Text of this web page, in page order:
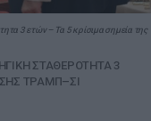
3 ετών – Τα 5 κρίσιμα σημεία της
ΣΤΑΘΕΡΟΤΗΤΑ 3
ΤΡΑΜΠ–ΣΙ